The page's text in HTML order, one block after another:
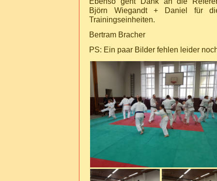
Björn Wiegandt + Daniel für
Trainingseinheiten.
Bertram Bracher
PS: Ein paar Bilder fehlen leider